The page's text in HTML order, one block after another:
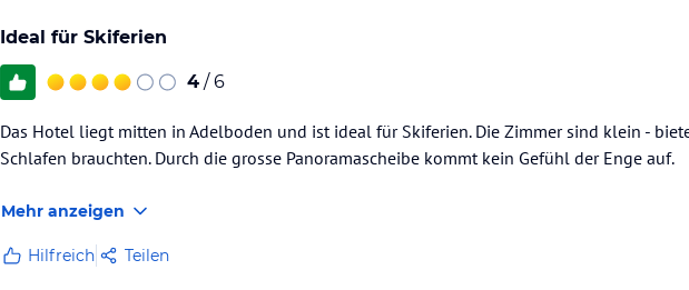
Ideal für Skiferien
4 / 6
Das Hotel liegt mitten in Adelboden und ist ideal für Skiferien. Die Zimmer sind klein -
Schlafen brauchten. Durch die grosse Panoramascheibe kommt kein Gefühl der Enge auf.
Mehr anzeigen
Hilfreich Teilen